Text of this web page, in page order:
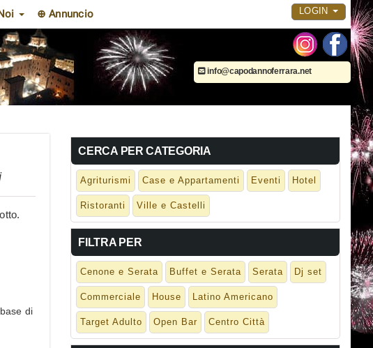
⊕ Annuncio LOGIN
info@capodannoferrara.net
di
CERCA PER CATEGORIA
Agriturismi Case e Appartamenti Eventi Hotel
Ristoranti Ville e Castelli
FILTRA PER
Cenone e Serata Buffet e Serata Serata Dj set
Commerciale House Latino Americano
Target Adulto Open Bar Centro Città